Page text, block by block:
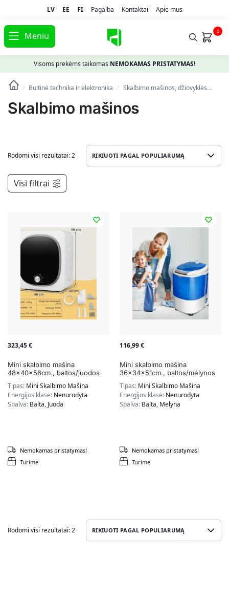
LV EE FI Pagalba Kontaktai Apie mus
Meniu 0
Visoms prekėms taikomas NEMOKAMAS PRISTATYMAS!
/ Buitinė technika ir elektronika / Skalbimo mašinos, džiovyklės
Skalbimo mašinos
Rodomi visi rezultatai: 2
Visi filtrai
323,45€
Mini skalbimo mašina
48x40x56cm., baltos/juodos
spalvos
Tipas: Mini Skalbimo Mašina
Energijos klasė: Nenurodyta
Spalva: Balta, Juoda
Turime
Nemokamas pristatymas!
116,99€
Mini skalbimo mašina
36x34x51cm., baltos/mėlynos
spalvos
Tipas: Mini Skalbimo Mašina
Energijos klasė: Nenurodyta
Spalva: Balta, Mėlyna
Turime
Nemokamas pristatymas!
Rodomi visi rezultatai: 2